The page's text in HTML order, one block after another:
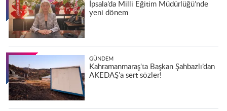
İpsala’da Milli Eğitim Müdürlüğü’nde
yeni dönem
GÜNDEM
Kahramanmaraş'ta Başkan Şahbazlı’dan
AKEDAŞ’a sert sözler!